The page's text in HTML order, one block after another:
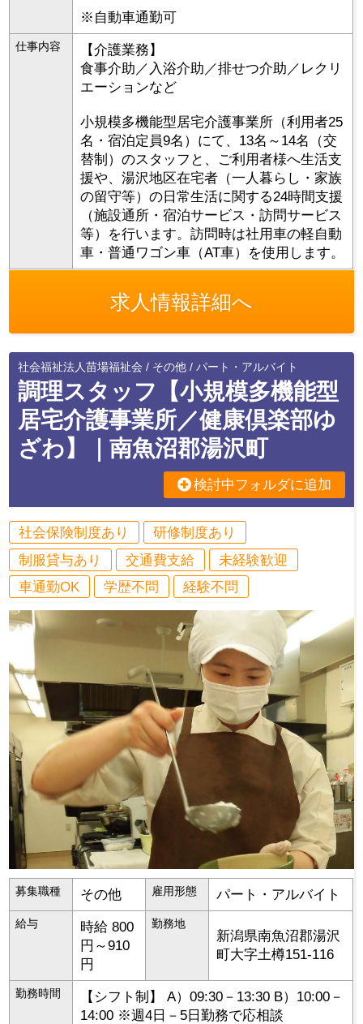
※自動車通勤可
仕事内容
【介護業務】
食事介助／入浴介助／排せつ介助／レクリ
エーションなど
小規模多機能型居宅介護事業所（利用者25
名・宿泊定員9名）にて、13名～14名（交
替制）のスタッフと、ご利用者様へ生活支
援や、湯沢地区在宅者（一人暮らし・家族
の留守等）の日常生活に関する24時間支援
（施設通所・宿泊サービス・訪問サービス
等）を行います。訪問時は社用車の軽自動
車・普通ワゴン車（AT車）を使用します。
求人情報詳細へ
社会福祉法人苗場福祉会 / その他 / パート・アルバイト
調理スタッフ【小規模多機能型
居宅介護事業所／健康倶楽部ゆ
ざわ】｜南魚沼郡湯沢町
検討中フォルダに追加
社会保険制度あり
研修制度あり
制服貸与あり
交通費支給
未経験歓迎
車通勤OK
学歴不問 経験不問
募集職種 その他 雇用形態 パート・アルバイト
給与
時給 800
円～910
円
勤務地
新潟県南魚沼郡湯沢
町大字土樽151-116
勤務時間
【シフト制】 A）09:30－13:30 B）10:00－
14:00 ※週4日－5日勤務で応相談